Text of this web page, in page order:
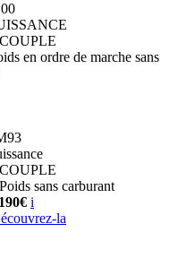
COUPLE
en ordre de marche sans
COUPLE
Poids sans carburant
i
la